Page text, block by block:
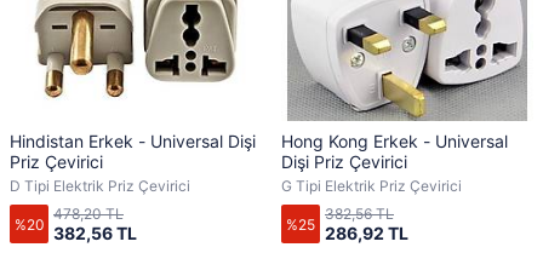
Hindistan Erkek - Universal Dişi
Priz Çevirici
D Tipi Elektrik Priz Çevirici
%20 382,56 TL
478,20 TL
Hong Kong Erkek - Universal
Dişi Priz Çevirici
G Tipi Elektrik Priz Çevirici
%25 286,92 TL
382,56 TL